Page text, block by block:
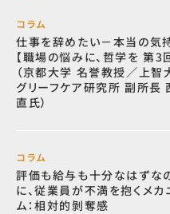
コラム
仕事を辞めたい－本当の気
【職場の悩みに、哲学を 第3
（京都大学 名誉教授／上智
グリーフケア研究所 副所長
直氏）
コラム
評価も給与も十分なはずな
に、従業員が不満を抱くメカ
ム：相対的剝奪感